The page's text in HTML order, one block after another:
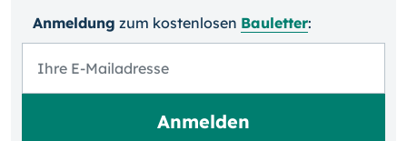
Anmeldung zum kosten­losen Bauletter: